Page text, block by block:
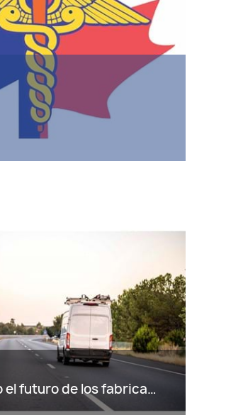
Moldeando el futuro de los fabricantes de vehículos utilitarios y de servicio: realidades, tendencias y la visión de PRAN